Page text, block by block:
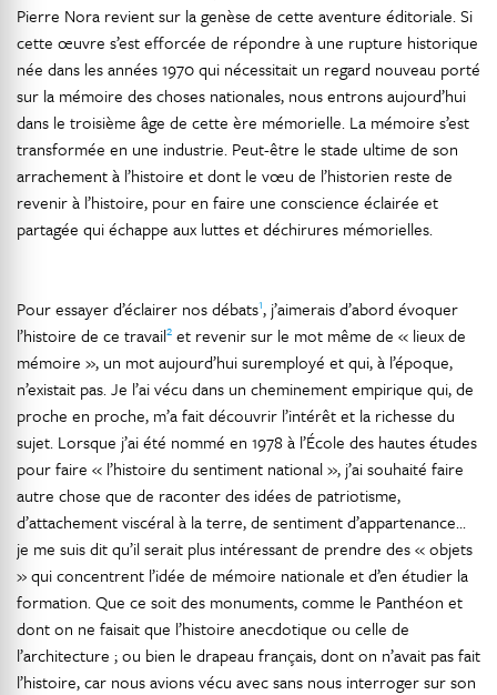
Pierre Nora revient sur la genèse de cette aventure éditoriale. Si
cette œuvre s’est efforcée de répondre à une rupture historique
née dans les années 1970 qui nécessitait un regard nouveau porté
sur la mémoire des choses nationales, nous entrons aujourd’hui
dans le troisième âge de cette ère mémorielle. La mémoire s’est
transformée en une industrie. Peut-être le stade ultime de son
arrachement à l’histoire et dont le vœu de l’historien reste de
revenir à l’histoire, pour en faire une conscience éclairée et
partagée qui échappe aux luttes et déchirures mémorielles.
Pour essayer d’éclairer nos débats1, j’aimerais d’abord évoquer
l’histoire de ce travail2 et revenir sur le mot même de « lieux de
mémoire », un mot aujourd’hui suremployé et qui, à l’époque,
n’existait pas. Je l’ai vécu dans un cheminement empirique qui, de
proche en proche, m’a fait découvrir l’intérêt et la richesse du
sujet. Lorsque j’ai été nommé en 1978 à l’École des hautes études
pour faire « l’histoire du sentiment national », j’ai souhaité faire
autre chose que de raconter des idées de patriotisme,
d’attachement viscéral à la terre, de sentiment d’appartenance...
je me suis dit qu’il serait plus intéressant de prendre des « objets
» qui concentrent l’idée de mémoire nationale et d’en étudier la
formation. Que ce soit des monuments, comme le Panthéon et
dont on ne faisait que l’histoire anecdotique ou celle de
l’architecture ; ou bien le drapeau français, dont on n’avait pas fait
l’histoire, car nous avions vécu avec sans nous interroger sur son